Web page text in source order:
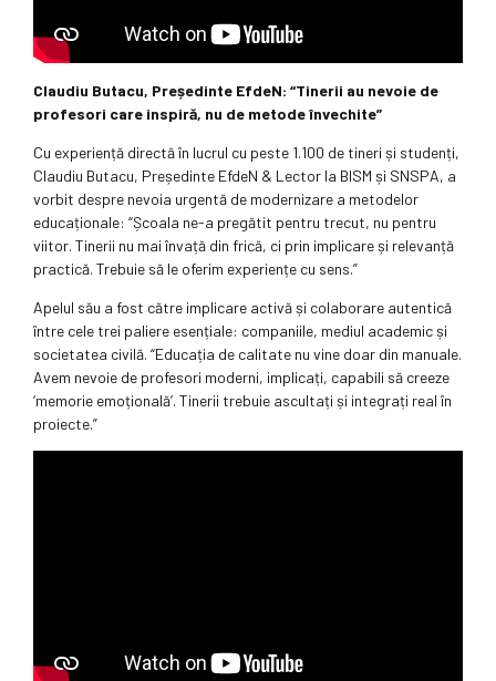
Claudiu Butacu, Președinte EfdeN: “Tinerii au nevoie de
profesori care inspiră, nu de metode învechite”
Cu experiență directă în lucrul cu peste 1.100 de tineri și studenți,
Claudiu Butacu, Președinte EfdeN & Lector la BISM și SNSPA, a
vorbit despre nevoia urgentă de modernizare a metodelor
educaționale: “Școala ne-a pregătit pentru trecut, nu pentru
viitor. Tinerii nu mai învață din frică, ci prin implicare și relevanță
practică. Trebuie să le oferim experiențe cu sens.”
Apelul său a fost către implicare activă și colaborare autentică
între cele trei paliere esențiale: companiile, mediul academic și
societatea civilă. “Educația de calitate nu vine doar din manuale.
Avem nevoie de profesori moderni, implicați, capabili să creeze
‘memorie emoțională’. Tinerii trebuie ascultați și integrați real în
proiecte.”